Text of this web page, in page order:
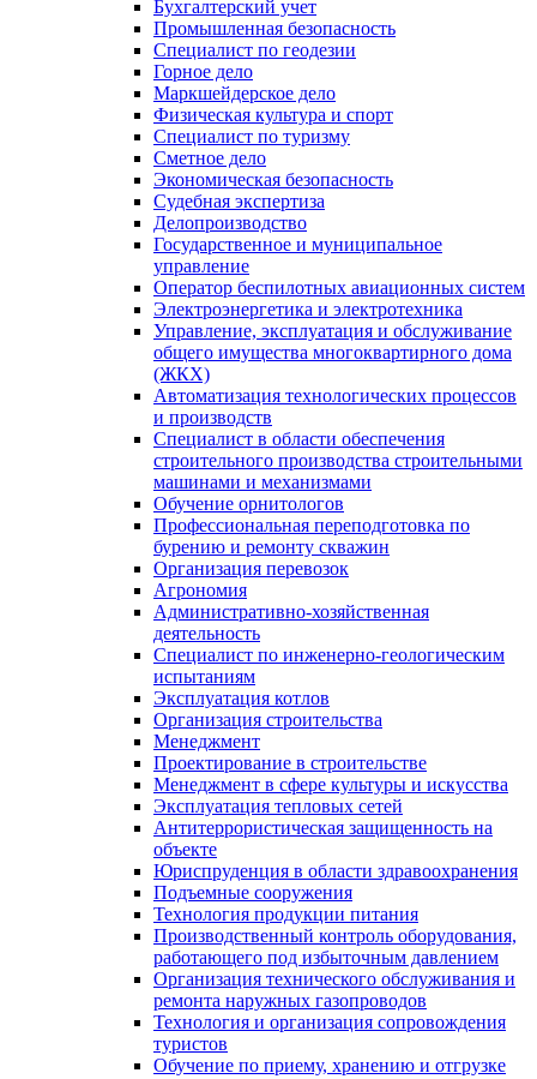
Бухгалтерский учет
Промышленная безопасность
Специалист по геодезии
Горное дело
Маркшейдерское дело
Физическая культура и спорт
Специалист по туризму
Сметное дело
Экономическая безопасность
Судебная экспертиза
Делопроизводство
Государственное и муниципальное
управление
Оператор беспилотных авиационных систем
Электроэнергетика и электротехника
Управление, эксплуатация и обслуживание
общего имущества многоквартирного дома
(ЖКХ)
Автоматизация технологических процессов
и производств
Специалист в области обеспечения
строительного производства строительными
машинами и механизмами
Обучение орнитологов
Профессиональная переподготовка по
бурению и ремонту скважин
Организация перевозок
Агрономия
Административно-хозяйственная
деятельность
Специалист по инженерно-геологическим
испытаниям
Эксплуатация котлов
Организация строительства
Менеджмент
Проектирование в строительстве
Менеджмент в сфере культуры и искусства
Эксплуатация тепловых сетей
Антитеррористическая защищенность на
объекте
Юриспруденция в области здравоохранения
Подъемные сооружения
Технология продукции питания
Производственный контроль оборудования,
работающего под избыточным давлением
Организация технического обслуживания и
ремонта наружных газопроводов
Технология и организация сопровождения
туристов
Обучение по приему, хранению и отгрузке